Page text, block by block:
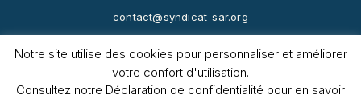
contact@syndicat-sar.org
Suivez-nous
Notre site utilise des cookies pour personnaliser et améliorer
votre confort d'utilisation.
Consultez notre Déclaration de confidentialité pour en savoir